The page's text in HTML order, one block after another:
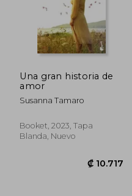
Una gran historia de
amor
Susanna Tamaro
Booket, 2023, Tapa
Blanda, Nuevo